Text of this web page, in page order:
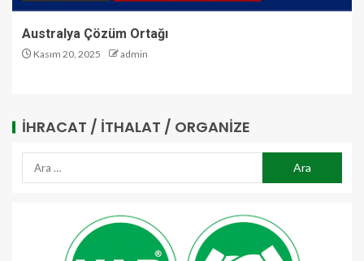
Australya Çözüm Ortağı
Kasım 20, 2025 admin
İHRACAT / İTHALAT / ORGANIZE